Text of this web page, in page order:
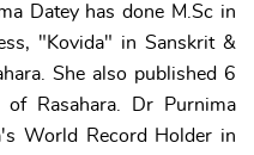
Datey has done M.Sc in
"Kovida" in Sanskrit &
She also published 6
Rasahara. Dr Purnima
World Record Holder in